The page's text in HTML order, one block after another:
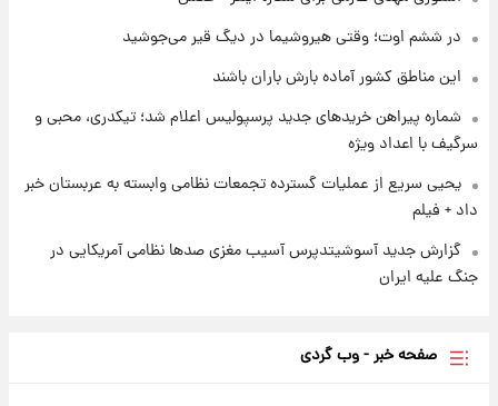
سیگنال‌های جدید برای بازار طلا؛ پیش‌بینی
قیمت سکه و طلا فردا
در ششم اوت؛ وقتی هیروشیما در دیگ قیر می‌جوشید
این مناطق کشور آماده بارش باران باشند
شماره پیراهن خریدهای جدید پرسپولیس اعلام شد؛ تیکدری، محبی و
سرگیف با اعداد ویژه
یحیی سریع از عملیات گسترده تجمعات نظامی وابسته به عربستان خبر
داد + فیلم
گزارش جدید آسوشیتدپرس آسیب مغزی صدها نظامی آمریکایی در
جنگ علیه ایران
صفحه خبر - وب گردی